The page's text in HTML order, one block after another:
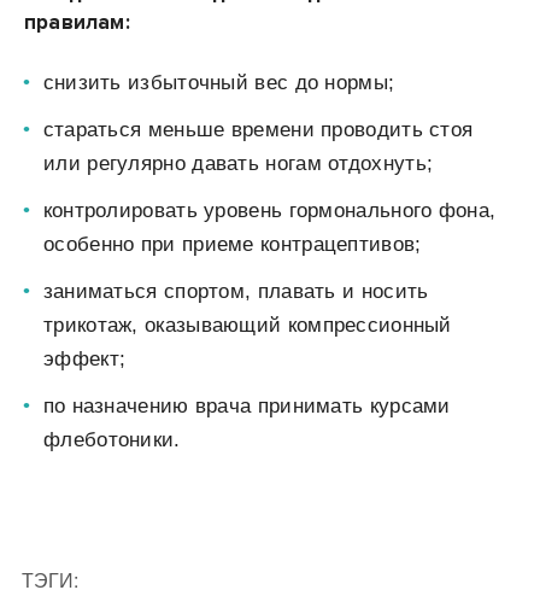
правилам:
снизить избыточный вес до нормы;
стараться меньше времени проводить стоя
или регулярно давать ногам отдохнуть;
контролировать уровень гормонального фона,
особенно при приеме контрацептивов;
заниматься спортом, плавать и носить
трикотаж, оказывающий компрессионный
эффект;
по назначению врача принимать курсами
флеботоники.
ТЭГИ: